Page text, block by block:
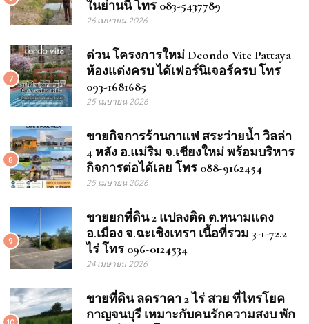
ในย่านนี้ โทร 083-5437789
26 เมษายน 2026
7
ด่วน โครงการใหม่ Dcondo Vite Pattaya
ห้องแต่งครบ ได้เฟอร์นิเจอร์ครบ โทร
093-1681685
25 เมษายน 2026
8
ขายกิจการร้านกาแฟ สระว่ายน้ำ วิลล่า
4 หลัง อ.แม่ริม จ.เชียงใหม่ พร้อมบริหาร
กิจการต่อได้เลย โทร 088-9162454
25 เมษายน 2026
9
ขายยกที่ดิน 2 แปลงติด ต.หนามแดง
อ.เมือง จ.ฉะเชิงเทรา เนื้อที่รวม 3-1-72.2
ไร่ โทร 096-0124534
24 เมษายน 2026
10
ขายที่ดิน ลดราคา 2 ไร่ สวย ที่ไทรโยค
กาญจนบุรี เหมาะกับคนรักความสงบ พัก